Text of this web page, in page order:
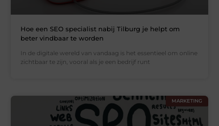
Hoe een SEO specialist nabij Tilburg je helpt om
beter vindbaar te worden
In de digitale wereld van vandaag is het essentieel om online
zichtbaar te zijn, vooral als je een bedrijf runt
MARKETING